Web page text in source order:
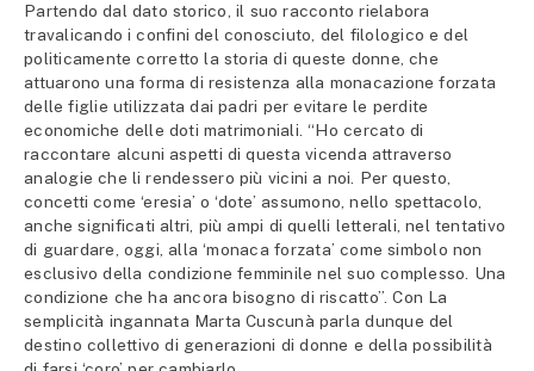
Partendo dal dato storico, il suo racconto rielabora
travalicando i confini del conosciuto, del filologico e del
politicamente corretto la storia di queste donne, che
attuarono una forma di resistenza alla monacazione forzata
delle figlie utilizzata dai padri per evitare le perdite
economiche delle doti matrimoniali. “Ho cercato di
raccontare alcuni aspetti di questa vicenda attraverso
analogie che li rendessero più vicini a noi. Per questo,
concetti come ‘eresia’ o ‘dote’ assumono, nello spettacolo,
anche significati altri, più ampi di quelli letterali, nel tentativo
di guardare, oggi, alla ‘monaca forzata’ come simbolo non
esclusivo della condizione femminile nel suo complesso. Una
condizione che ha ancora bisogno di riscatto”. Con La
semplicità ingannata Marta Cuscunà parla dunque del
destino collettivo di generazioni di donne e della possibilità